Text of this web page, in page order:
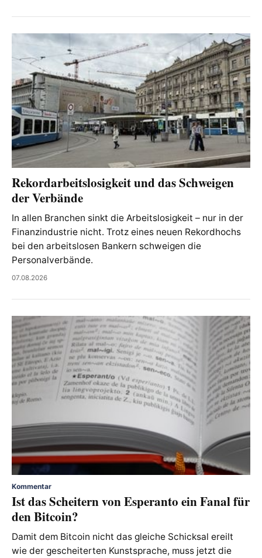
Rekordarbeitslosigkeit und das Schweigen
der Verbände
In allen Branchen sinkt die Arbeitslosigkeit – nur in der
Finanzindustrie nicht. Trotz eines neuen Rekordhochs
bei den arbeitslosen Bankern schweigen die
Personalverbände.
07.08.2026
Kommentar
Ist das Scheitern von Esperanto ein Fanal für
den Bitcoin?
Damit dem Bitcoin nicht das gleiche Schicksal ereilt
wie der gescheiterten Kunstsprache, muss jetzt die